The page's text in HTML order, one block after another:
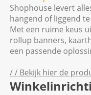
Shophouse levert
hangend of liggend
Met een ruime keus
rollup banners,
een passende
/ / Bekijk hier de